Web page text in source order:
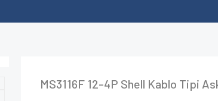
MS3116F 12-4P Shell Kablo Tipi